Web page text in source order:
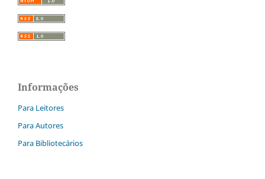
Informações
Para Leitores
Para Autores
Para Bibliotecários